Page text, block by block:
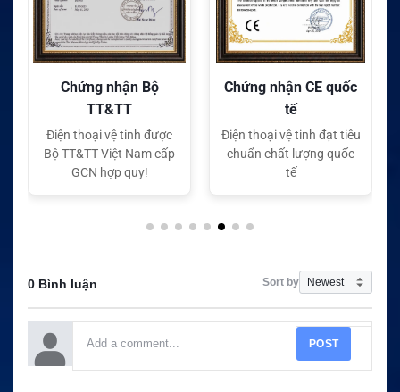
Chứng nhận Bộ
TT&TT
Điện thoại vệ tinh được
Bộ TT&TT Việt Nam cấp
GCN hợp quy!
Chứng nhận CE quốc
tế
Điện thoại vệ tinh đạt tiêu
chuẩn chất lượng quốc
tế
0 Bình luận Sort by
POST